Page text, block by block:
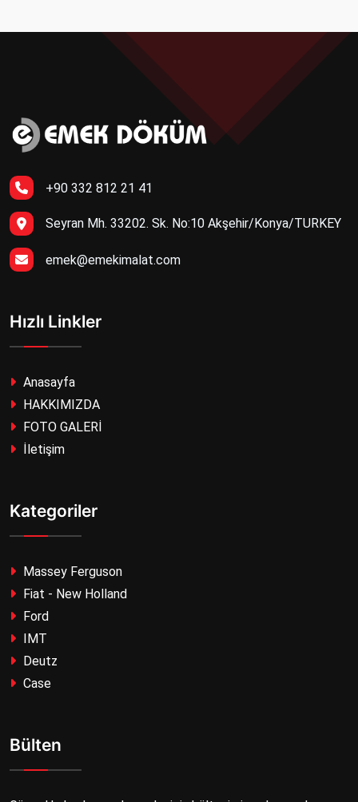
+90 332 812 21 41
Seyran Mh. 33202. Sk. No:10 Akşehir/Konya/TURKEY
emek@emekimalat.com
Hızlı Linkler
Anasayfa
HAKKIMIZDA
FOTO GALERİ
İletişim
Kategoriler
Massey Ferguson
Fiat - New Holland
Ford
IMT
Deutz
Case
Bülten